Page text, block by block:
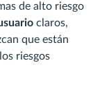
de alto riesgo
claros,
que están
riesgos